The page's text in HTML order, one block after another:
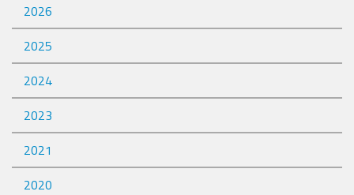
2026
2025
2024
2023
2021
2020